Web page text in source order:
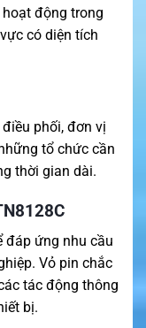
động trong
có diện tích
phối, đơn vị
tổ chức cần
thời gian dài.
đáp ứng nhu cầu
Vỏ pin chắc
tác động thông
bị.